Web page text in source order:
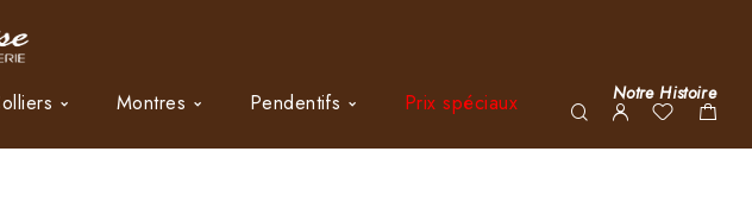
Montres Pendentifs Prix spéciaux Notre Histoire